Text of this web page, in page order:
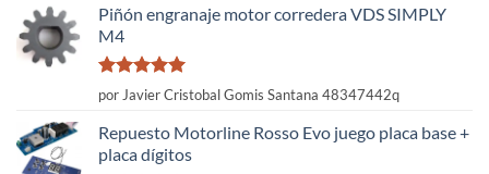
Piñón engranaje motor corredera VDS SIMPLY
M4
Valorado
con
por Javier Cristobal Gomis Santana 48347442q
Repuesto Motorline Rosso Evo juego placa base +
placa dígitos